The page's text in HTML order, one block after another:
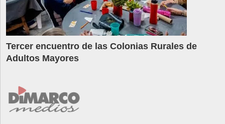
Tercer encuentro de las Colonias Rurales de
Adultos Mayores